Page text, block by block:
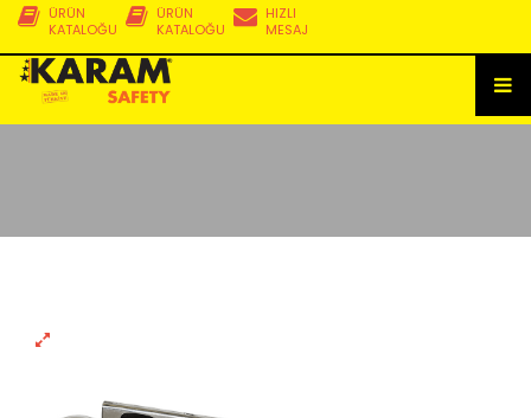
HIZLI
MESAJ
ÜRÜN
KATALOĞU
ÜRÜN
KATALOĞU